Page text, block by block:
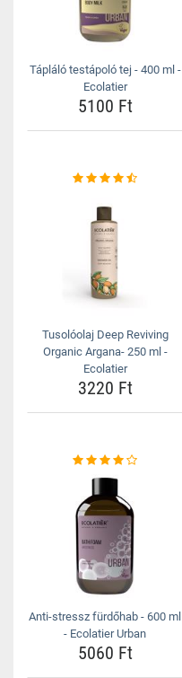
Tápláló testápoló tej - 400 ml -
Ecolatier
5100 Ft
Tusolóolaj Deep Reviving
Organic Argana- 250 ml -
Ecolatier
3220 Ft
Anti-stressz fürdőhab - 600 ml
- Ecolatier Urban
5060 Ft